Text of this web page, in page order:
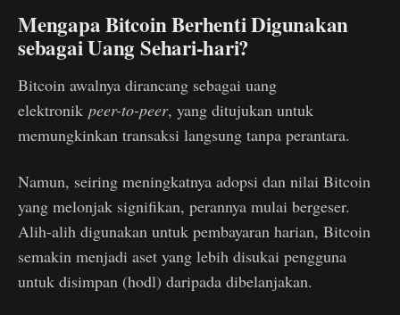
Mengapa Bitcoin Berhenti Digunakan
sebagai Uang Sehari-hari?
Bitcoin awalnya dirancang sebagai uang
elektronik peer-to-peer, yang ditujukan untuk
memungkinkan transaksi langsung tanpa perantara.
Namun, seiring meningkatnya adopsi dan nilai Bitcoin
yang melonjak signifikan, perannya mulai bergeser.
Alih-alih digunakan untuk pembayaran harian, Bitcoin
semakin menjadi aset yang lebih disukai pengguna
untuk disimpan (hodl) daripada dibelanjakan.